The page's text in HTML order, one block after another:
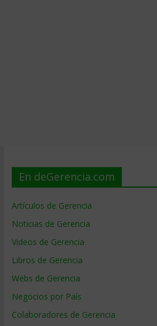
En deGerencia.com
Artículos de Gerencia
Noticias de Gerencia
Videos de Gerencia
Libros de Gerencia
Webs de Gerencia
Negocios por País
Colaboradores de Gerencia